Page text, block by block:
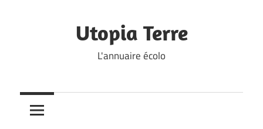
Utopia Terre
L'annuaire écolo